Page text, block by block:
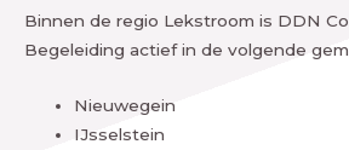
Binnen de regio Lekstroom is DDN
Begeleiding actief in de volgende
Nieuwegein
IJsselstein